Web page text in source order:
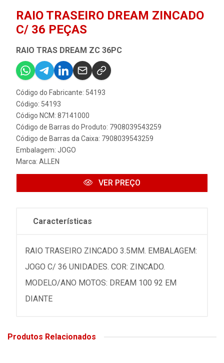
RAIO TRASEIRO DREAM ZINCADO
C/ 36 PEÇAS
RAIO TRAS DREAM ZC 36PC
Código do Fabricante: 54193
Código: 54193
Código NCM: 87141000
Código de Barras do Produto: 7908039543259
Código de Barras da Caixa: 7908039543259
Embalagem: JOGO
Marca: ALLEN
VER PREÇO
Características
RAIO TRASEIRO ZINCADO 3.5MM. EMBALAGEM:
JOGO C/ 36 UNIDADES. COR: ZINCADO.
MODELO/ANO MOTOS: DREAM 100 92 EM
DIANTE
Produtos Relacionados